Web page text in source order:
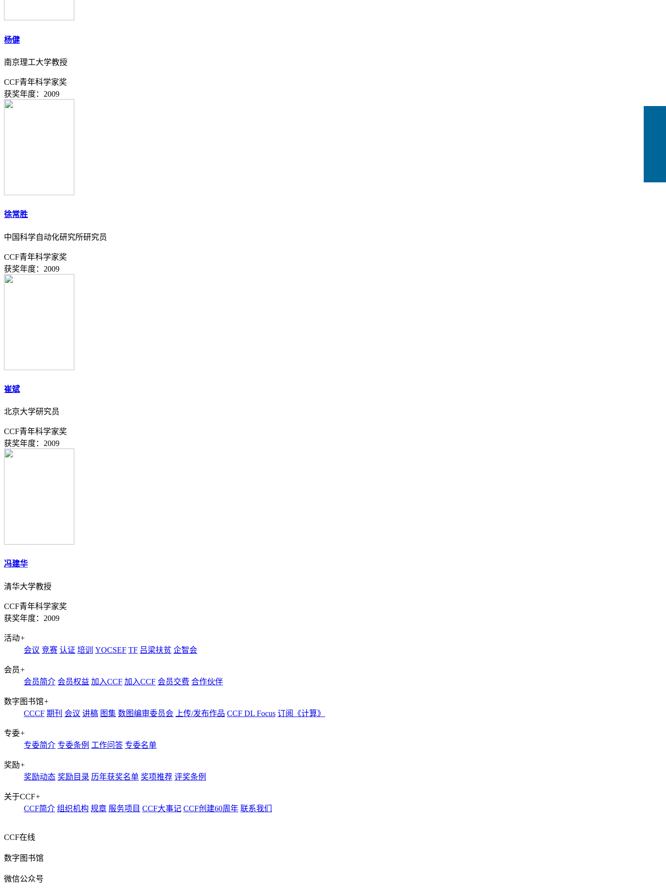
杨健
南京理工大学教授
CCF青年科学家奖
获奖年度：2009
徐常胜
中国科学自动化研究所研究员
CCF青年科学家奖
获奖年度：2009
崔斌
北京大学​研究员
CCF青年科学家奖
获奖年度：2009
冯建华
清华大学教授
CCF青年科学家奖
获奖年度：2009
活动+
会议 竞赛 认证 培训 YOCSEF TF 吕梁扶贫 企智会
会员+
会员简介 会员权益 加入CCF 加入CCF 会员交费 合作伙伴
数字图书馆+
CCCF 期刊 会议 讲稿 图集 数图编审委员会 上传/发布作品 CCF DL Focus 订阅《计算》
专委+
专委简介 专委条例 工作问答 专委名单
奖励+
奖励动态 奖励目录 历年获奖名单 奖项推荐 评奖条例
关于CCF+
CCF简介 组织机构 规章 服务项目 CCF大事记 CCF创建60周年 联系我们
CCF在线
数字图书馆
微信公众号